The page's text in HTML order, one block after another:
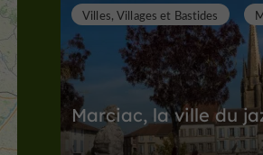
Marciac, la ville du
Villes, Villages et Bastides